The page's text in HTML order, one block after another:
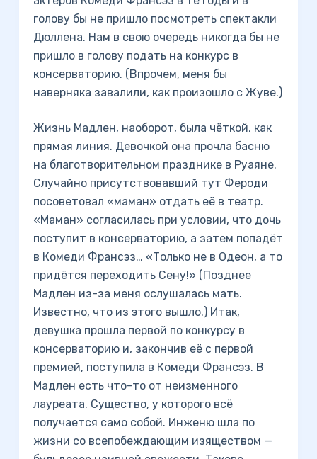
голову бы не пришло посмотреть спектакли
Дюллена. Нам в свою очередь никогда бы не
пришло в голову подать на конкурс в
консерваторию. (Впрочем, меня бы
наверняка завалили, как произошло с Жуве.)
Жизнь Мадлен, наоборот, была чёткой, как
прямая линия. Девочкой она прочла басню
на благотворительном празднике в Руаяне.
Случайно присутствовавший тут Фероди
посоветовал «маман» отдать её в театр.
«Маман» согласилась при условии, что дочь
поступит в консерваторию, а затем попадёт
в Комеди Франсэз… «Только не в Одеон, а то
придётся переходить Сену!» (Позднее
Мадлен из-за меня ослушалась мать.
Известно, что из этого вышло.) Итак,
девушка прошла первой по конкурсу в
консерваторию и, закончив её с первой
премией, поступила в Комеди Франсэз. В
Мадлен есть что-то от неизменного
лауреата. Существо, у которого всё
получается само собой. Инженю шла по
жизни со всепобеждающим изяществом —